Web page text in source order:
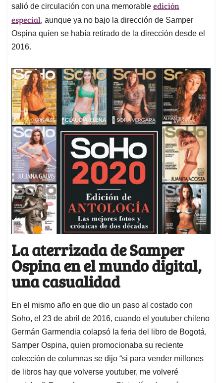
salió de circulación con una memorable edición
especial, aunque ya no bajo la dirección de Samper
Ospina quien se había retirado de la dirección desde el
2016.
La aterrizada de Samper
Ospina en el mundo digital,
una casualidad
En el mismo año en que dio un paso al costado con
Soho, el 23 de abril de 2016, cuando el youtuber chileno
Germán Garmendia colapsó la feria del libro de Bogotá,
Samper Ospina, quien promocionaba su reciente
colección de columnas se dijo “si para vender millones
de libros hay que volverse youtuber, me volveré